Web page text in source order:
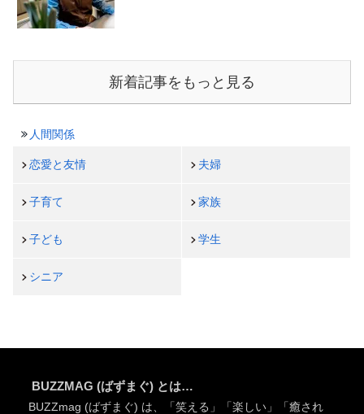
新着記事をもっと見る
人間関係
恋愛と友情 夫婦
子育て 家族
子ども 学生
シニア
BUZZMAG (ばずまぐ) とは…
BUZZmag (ばずまぐ) は、「笑える」「楽しい」「癒され